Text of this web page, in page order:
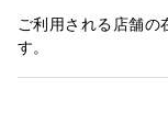
ご利用される店舗の
す。